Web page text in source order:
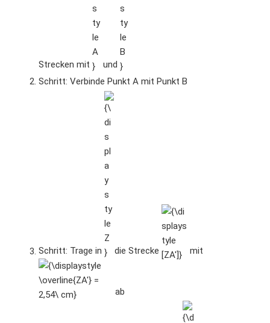
Strecken mit und
Schritt: Verbinde Punkt A mit Punkt B
Schritt: Trage in
{\displaystyle
Z}
die Strecke mit
ab
{\displaystyle